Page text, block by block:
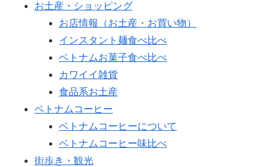
お土産・ショッピング
お店情報（お土産・お買い物）
インスタント麺食べ比べ
ベトナムお菓子食べ比べ
カワイイ雑貨
食品系お土産
ベトナムコーヒー
ベトナムコーヒーについて
ベトナムコーヒー味比べ
街歩き・観光